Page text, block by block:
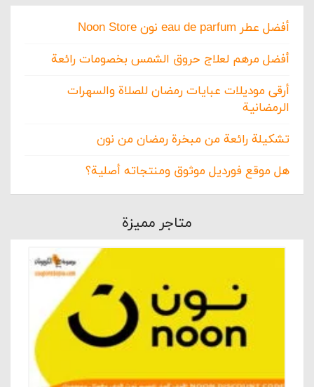
أفضل عطر eau de parfum نون Noon Store
أفضل مرهم لعلاج حروق الشمس بخصومات رائعة
أرقى موديلات عبايات رمضان للصلاة والسهرات
الرمضانية
تشكيلة رائعة من مبخرة رمضان من نون
هل موقع فورديل موثوق ومنتجاته أصلية؟
متاجر مميزة